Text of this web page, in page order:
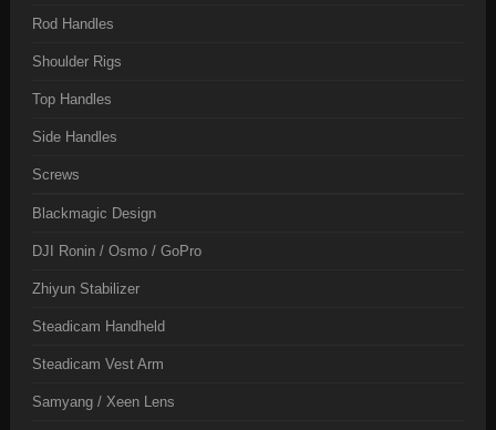
Rod Handles
Shoulder Rigs
Top Handles
Side Handles
Screws
Blackmagic Design
DJI Ronin / Osmo / GoPro
Zhiyun Stabilizer
Steadicam Handheld
Steadicam Vest Arm
Samyang / Xeen Lens